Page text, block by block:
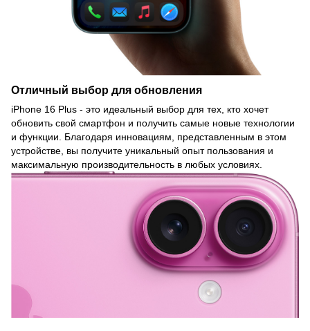
Отличный выбор для обновления
iPhone 16 Plus - это идеальный выбор для тех, кто хочет
обновить свой смартфон и получить самые новые технологии
и функции. Благодаря инновациям, представленным в этом
устройстве, вы получите уникальный опыт пользования и
максимальную производительность в любых условиях.